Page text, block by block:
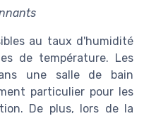
au taux d'humidité
de température. Les
une salle de bain
particulier pour les
De plus, lors de la